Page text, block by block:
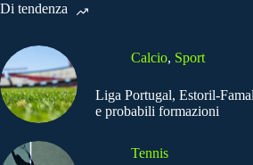
Di tendenza
Calcio, Sport
Liga Portugal, Estoril-
e probabili formazioni
Tennis